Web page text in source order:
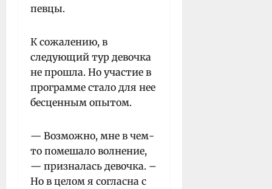
певцы.
К сожалению, в
следующий тур девочка
не прошла. Но участие в
программе стало для нее
бесценным опытом.
— Возможно, мне в чем-
то помешало волнение,
— призналась девочка. –
Но в целом я согласна с